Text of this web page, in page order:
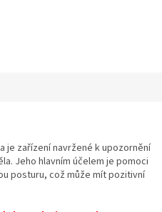
je zařízení navržené k upozornění
Jeho hlavním účelem je pomoci
posturu, což může mít pozitivní